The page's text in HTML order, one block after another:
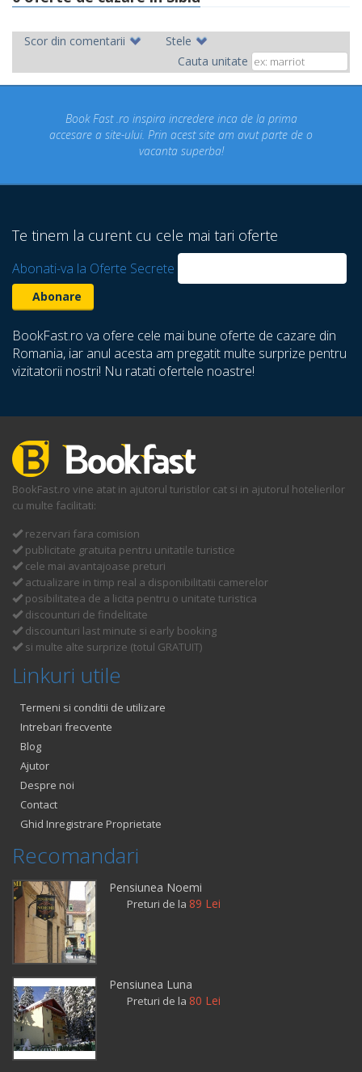
Scor din comentarii
Stele
Cauta unitate
inspira incredere inca de la prima
ului. Prin acest site am avut parte de o
Concediul nostru
un concediu de
Te tinem la curent cu cele mai tari oferte
Abonati-va la Oferte Secrete
BookFast.ro va ofere cele mai bune oferte de cazare din
Romania, iar anul acesta am pregatit multe surprize pentru
vizitatorii nostri! Nu ratati ofertele noastre!
BookFast.ro vine atat in ajutorul turistilor cat si in ajutorul hotelierilor
cu multe facilitati:
rezervari fara comision
publicitate gratuita pentru unitatile turistice
cele mai avantajoase preturi
actualizare in timp real a disponibilitatii camerelor
posibilitatea de a licita pentru o unitate turistica
discounturi de findelitate
discounturi last minute si early booking
si multe alte surprize (totul GRATUIT)
Linkuri utile
Termeni si conditii de utilizare
Intrebari frecvente
Blog
Ajutor
Despre noi
Contact
Ghid Inregistrare Proprietate
Recomandari
Pensiunea Noemi
Preturi de la 89 Lei
Pensiunea Luna
Preturi de la 80 Lei